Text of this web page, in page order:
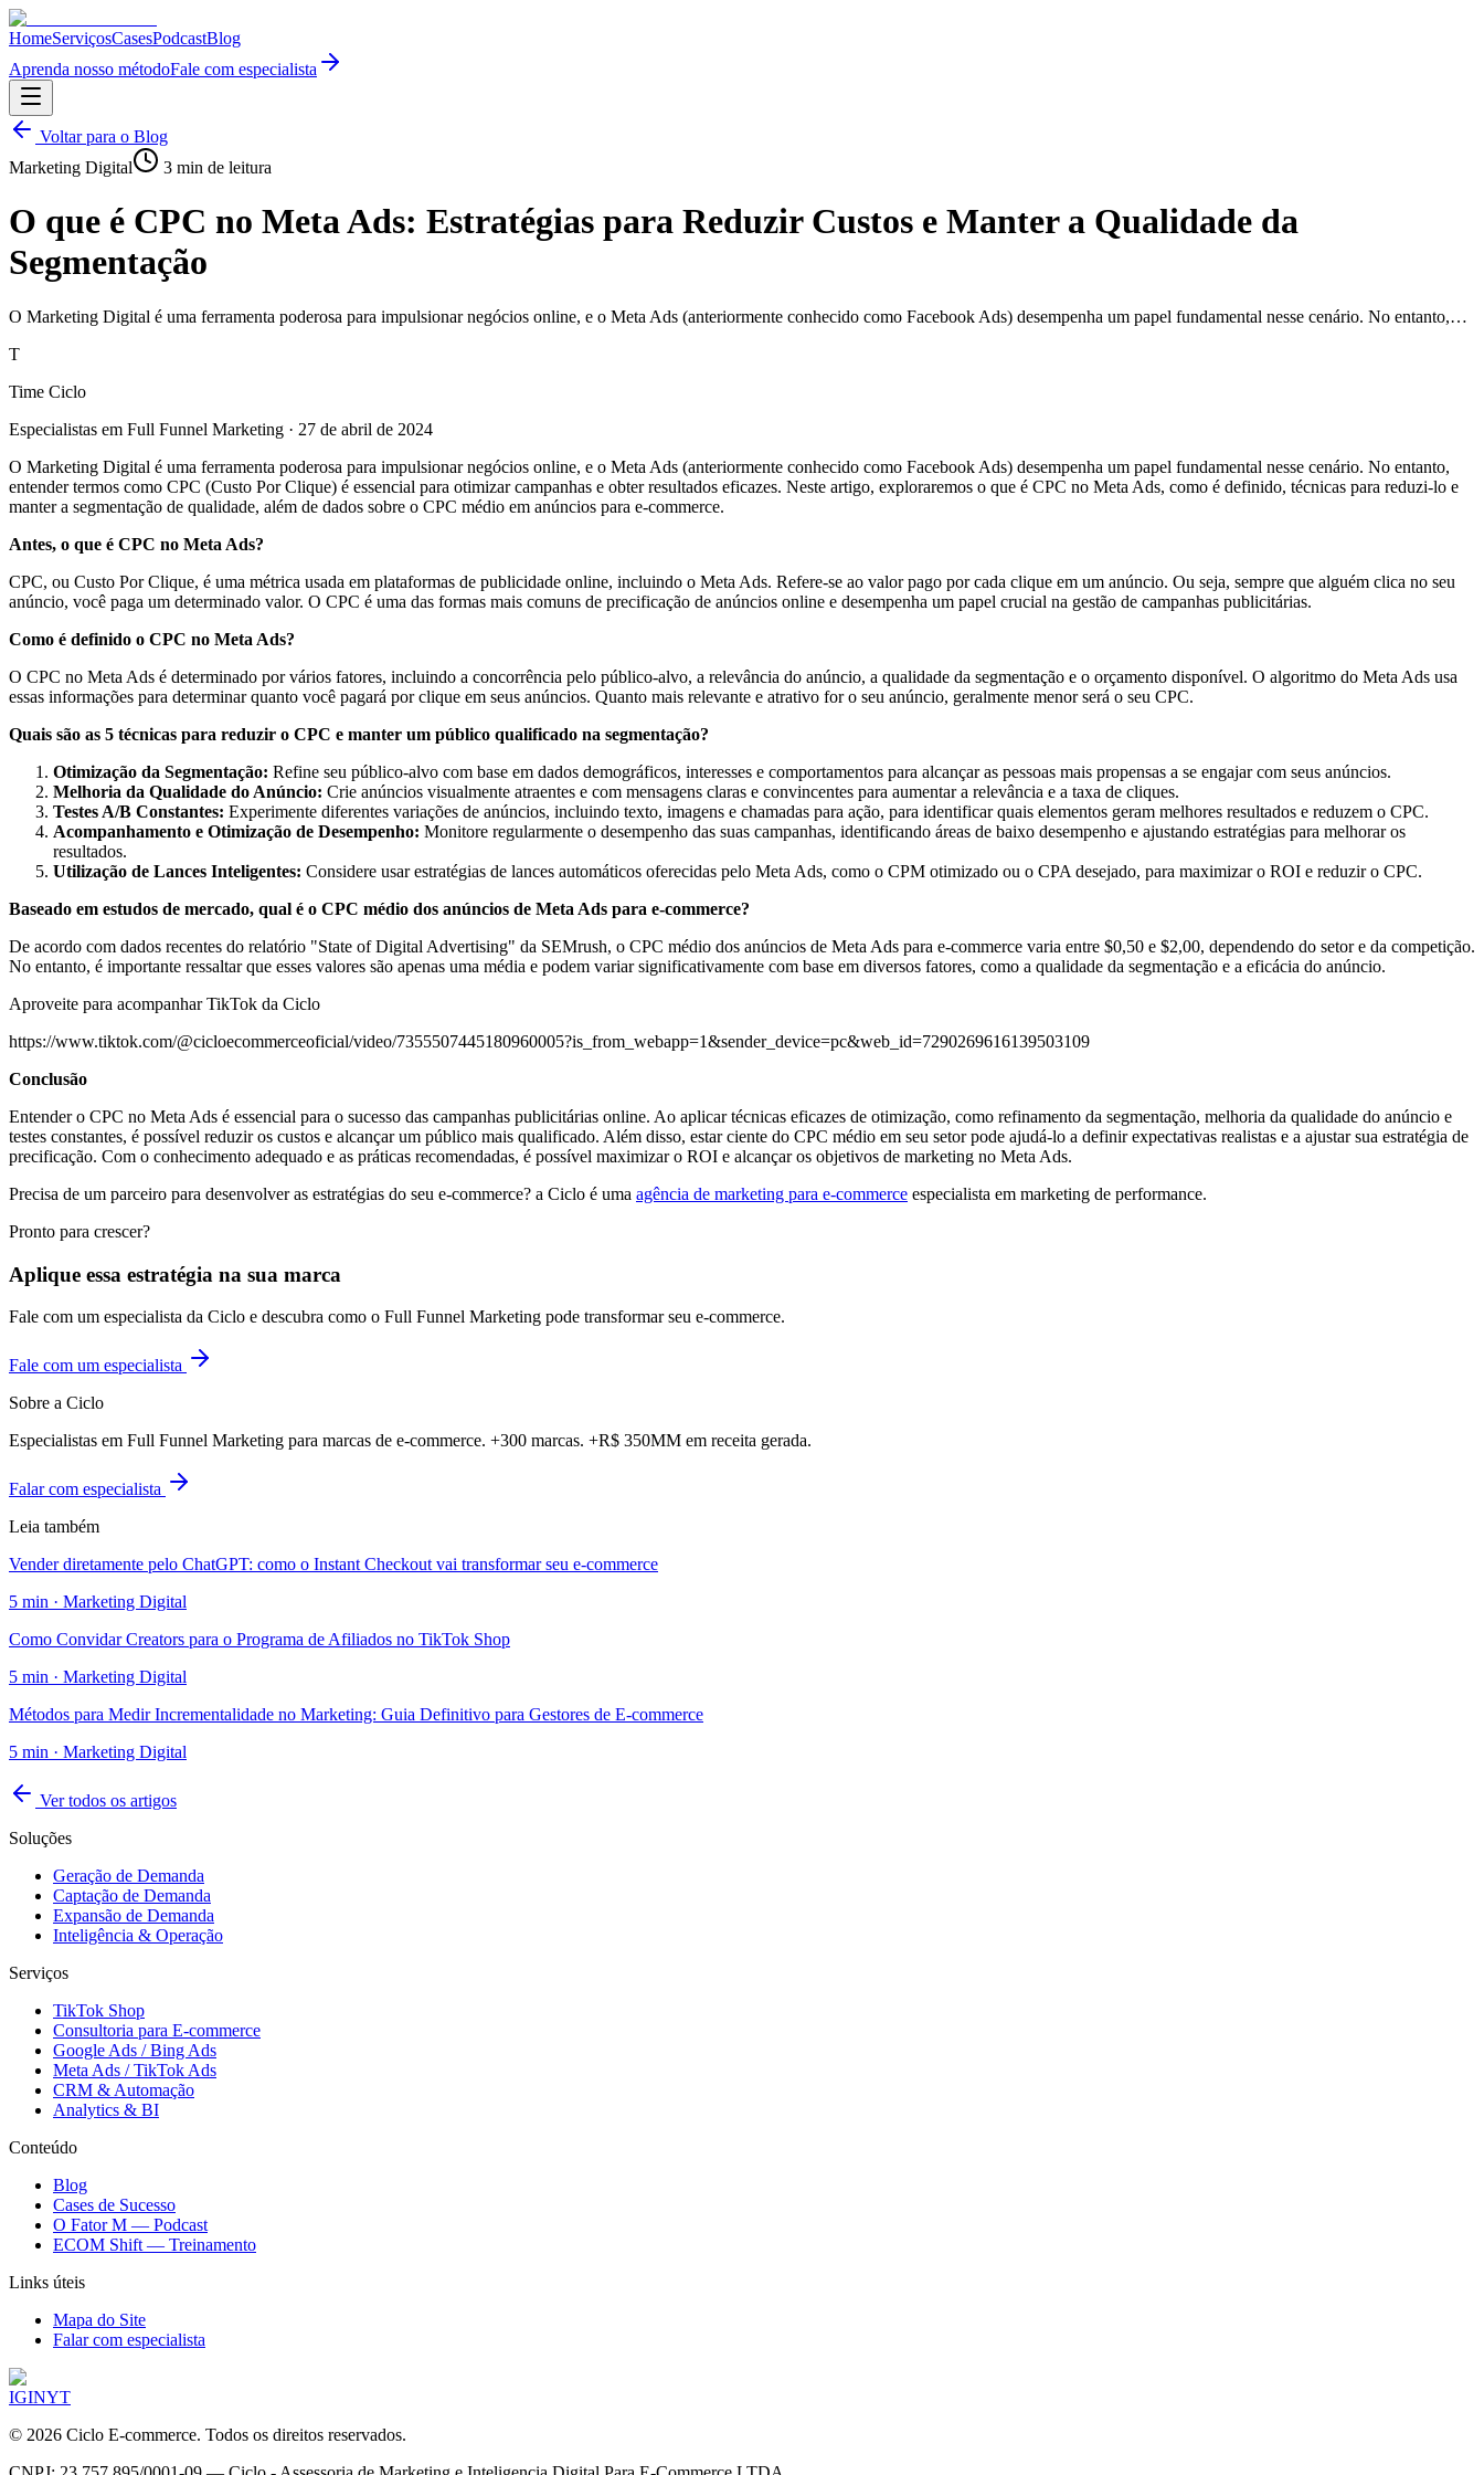
HomeServiçosCasesPodcastBlog
Aprenda nosso métodoFale com especialista
Voltar para o Blog
Marketing Digital
3 min de leitura
O que é CPC no Meta Ads: Estratégias para Reduzir Custos e Manter a Qualidade da
Segmentação
O Marketing Digital é uma ferramenta poderosa para impulsionar negócios online, e o Meta Ads (anteriormente conhecido como Facebook Ads) desempenha um papel fundamental nesse cenário. No entanto,…
T
Time Ciclo
Especialistas em Full Funnel Marketing · 27 de abril de 2024
O Marketing Digital é uma ferramenta poderosa para impulsionar negócios online, e o Meta Ads (anteriormente conhecido como Facebook Ads) desempenha um papel fundamental nesse cenário. No entanto,
entender termos como CPC (Custo Por Clique) é essencial para otimizar campanhas e obter resultados eficazes. Neste artigo, exploraremos o que é CPC no Meta Ads, como é definido, técnicas para reduzi-lo e
manter a segmentação de qualidade, além de dados sobre o CPC médio em anúncios para e-commerce.
Antes, o que é CPC no Meta Ads?
CPC, ou Custo Por Clique, é uma métrica usada em plataformas de publicidade online, incluindo o Meta Ads. Refere-se ao valor pago por cada clique em um anúncio. Ou seja, sempre que alguém clica no seu
anúncio, você paga um determinado valor. O CPC é uma das formas mais comuns de precificação de anúncios online e desempenha um papel crucial na gestão de campanhas publicitárias.
Como é definido o CPC no Meta Ads?
O CPC no Meta Ads é determinado por vários fatores, incluindo a concorrência pelo público-alvo, a relevância do anúncio, a qualidade da segmentação e o orçamento disponível. O algoritmo do Meta Ads usa
essas informações para determinar quanto você pagará por clique em seus anúncios. Quanto mais relevante e atrativo for o seu anúncio, geralmente menor será o seu CPC.
Quais são as 5 técnicas para reduzir o CPC e manter um público qualificado na segmentação?
Otimização da Segmentação: Refine seu público-alvo com base em dados demográficos, interesses e comportamentos para alcançar as pessoas mais propensas a se engajar com seus anúncios.
Melhoria da Qualidade do Anúncio: Crie anúncios visualmente atraentes e com mensagens claras e convincentes para aumentar a relevância e a taxa de cliques.
Testes A/B Constantes: Experimente diferentes variações de anúncios, incluindo texto, imagens e chamadas para ação, para identificar quais elementos geram melhores resultados e reduzem o CPC.
Acompanhamento e Otimização de Desempenho: Monitore regularmente o desempenho das suas campanhas, identificando áreas de baixo desempenho e ajustando estratégias para melhorar os
resultados.
Utilização de Lances Inteligentes: Considere usar estratégias de lances automáticos oferecidas pelo Meta Ads, como o CPM otimizado ou o CPA desejado, para maximizar o ROI e reduzir o CPC.
Baseado em estudos de mercado, qual é o CPC médio dos anúncios de Meta Ads para e-commerce?
De acordo com dados recentes do relatório "State of Digital Advertising" da SEMrush, o CPC médio dos anúncios de Meta Ads para e-commerce varia entre $0,50 e $2,00, dependendo do setor e da competição.
No entanto, é importante ressaltar que esses valores são apenas uma média e podem variar significativamente com base em diversos fatores, como a qualidade da segmentação e a eficácia do anúncio.
Aproveite para acompanhar TikTok da Ciclo
https://www.tiktok.com/@cicloecommerceoficial/video/7355507445180960005?is_from_webapp=1&sender_device=pc&web_id=7290269616139503109
Conclusão
Entender o CPC no Meta Ads é essencial para o sucesso das campanhas publicitárias online. Ao aplicar técnicas eficazes de otimização, como refinamento da segmentação, melhoria da qualidade do anúncio e
testes constantes, é possível reduzir os custos e alcançar um público mais qualificado. Além disso, estar ciente do CPC médio em seu setor pode ajudá-lo a definir expectativas realistas e a ajustar sua estratégia de
precificação. Com o conhecimento adequado e as práticas recomendadas, é possível maximizar o ROI e alcançar os objetivos de marketing no Meta Ads.
Precisa de um parceiro para desenvolver as estratégias do seu e-commerce? a Ciclo é uma agência de marketing para e-commerce especialista em marketing de performance.
Pronto para crescer?
Aplique essa estratégia na sua marca
Fale com um especialista da Ciclo e descubra como o Full Funnel Marketing pode transformar seu e-commerce.
Fale com um especialista
Sobre a Ciclo
Especialistas em Full Funnel Marketing para marcas de e-commerce. +300 marcas. +R$ 350MM em receita gerada.
Falar com especialista
Leia também
Vender diretamente pelo ChatGPT: como o Instant Checkout vai transformar seu e-commerce
5 min · Marketing Digital
Como Convidar Creators para o Programa de Afiliados no TikTok Shop
5 min · Marketing Digital
Métodos para Medir Incrementalidade no Marketing: Guia Definitivo para Gestores de E-commerce
5 min · Marketing Digital
Ver todos os artigos
Soluções
Geração de Demanda
Captação de Demanda
Expansão de Demanda
Inteligência & Operação
Serviços
TikTok Shop
Consultoria para E-commerce
Google Ads / Bing Ads
Meta Ads / TikTok Ads
CRM & Automação
Analytics & BI
Conteúdo
Blog
Cases de Sucesso
O Fator M — Podcast
ECOM Shift — Treinamento
Links úteis
Mapa do Site
Falar com especialista
IGINYT
© 2026 Ciclo E-commerce. Todos os direitos reservados.